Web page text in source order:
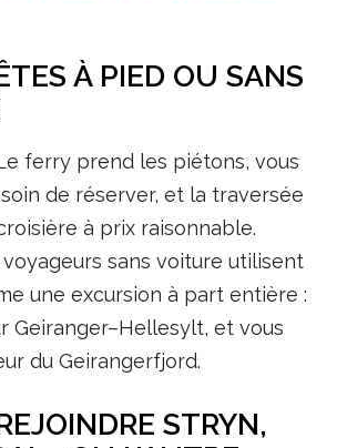
À PIED OU SANS
ferry prend les piétons, vous
de réserver, et la traversée
à prix raisonnable.
sans voiture utilisent
une excursion à part entière :
Geiranger–Hellesylt, et vous
du Geirangerfjord.
STRYN,